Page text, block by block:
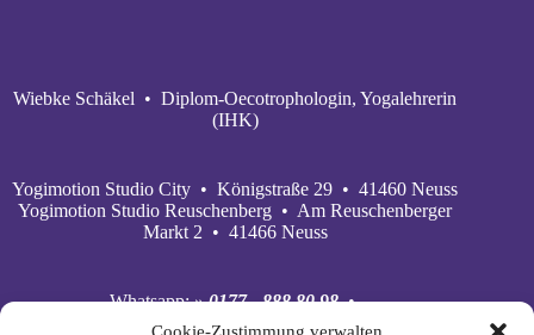
Cookie-Zustimmung verwalten
Wiebke Schäkel • Diplom-Oecotrophologin, Yogalehrerin
(IHK)
Yogimotion Studio City • Königstraße 29 • 41460 Neuss
Yogimotion Studio Reuschenberg • Am Reuschenberger
Markt 2 • 41466 Neuss
Whatsapp:» 0177 - 888 80 98•
Mobil:
» 0177 - 888 80 98